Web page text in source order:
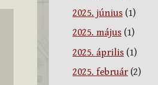
2025. június (1)
2025. május (1)
2025. április (1)
2025. február(2)